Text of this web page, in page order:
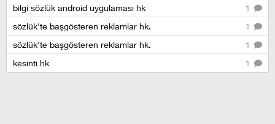
1
bilgi sözlük android uygulaması hk
1
sözlük'te başgösteren reklamlar hk.
1
sözlük'te başgösteren reklamlar hk.
1
kesinti hk